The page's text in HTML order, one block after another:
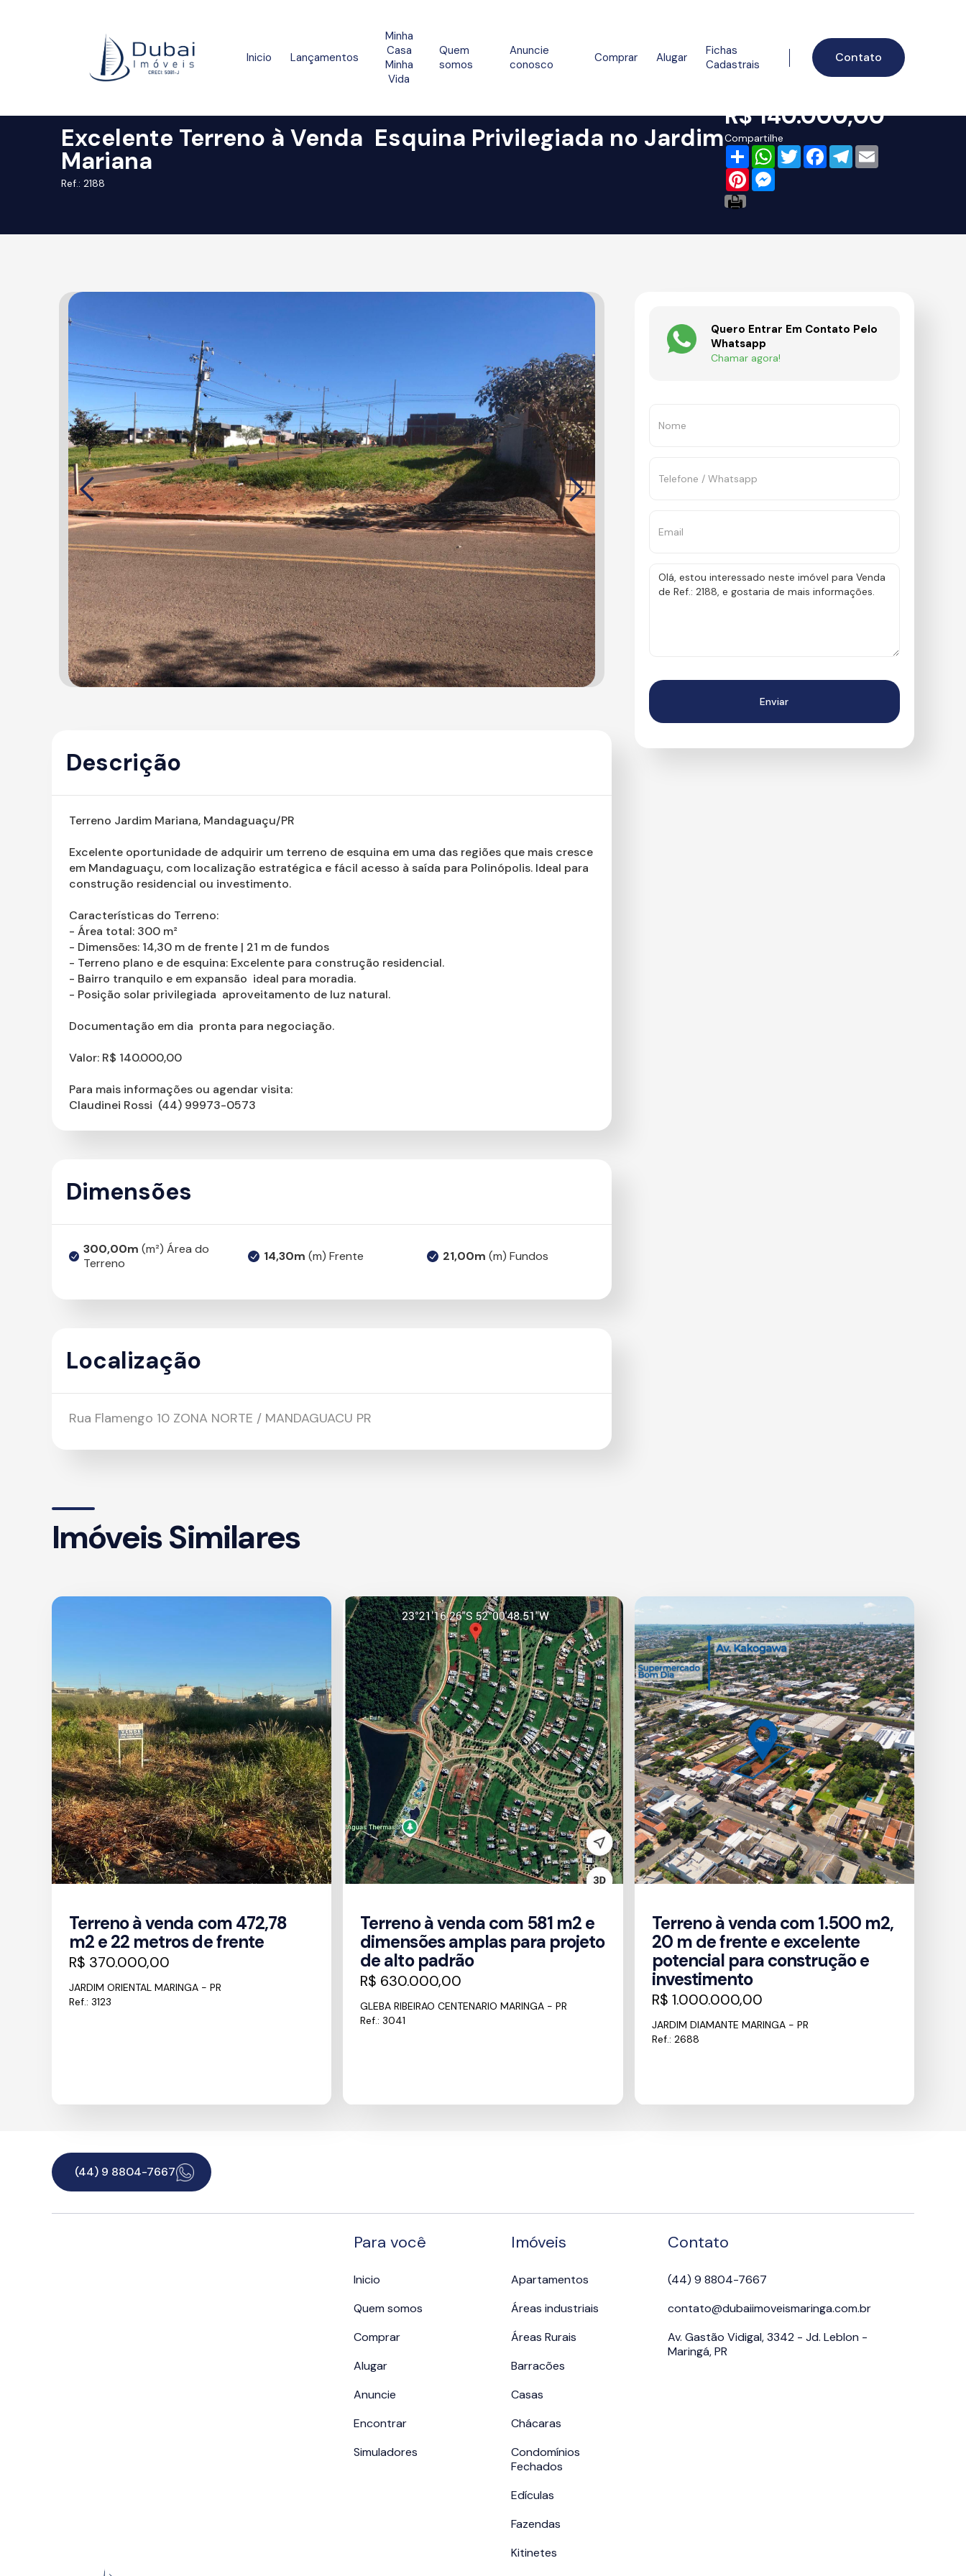
Inicio Lançamentos
Minha
Casa
Minha
Vida
Quem
somos
Anuncie
conosco
Comprar Alugar
Fichas
Cadastrais
Contato
Excelente Terreno à Venda  Esquina Privilegiada no Jardim
Mariana
Ref.: 2188
R$ 140.000,00
Compartilhe
ShareWhatsApp
TwitterFacebook
TelegramEmail
PinterestMessenger
Descrição
Terreno Jardim Mariana, Mandaguaçu/PR
Excelente oportunidade de adquirir um terreno de esquina em uma das regiões que mais cresce
em Mandaguaçu, com localização estratégica e fácil acesso à saída para Polinópolis. Ideal para
construção residencial ou investimento.
Características do Terreno:
- Área total: 300 m²
- Dimensões: 14,30 m de frente | 21 m de fundos
- Terreno plano e de esquina: Excelente para construção residencial.
- Bairro tranquilo e em expansão  ideal para moradia.
- Posição solar privilegiada  aproveitamento de luz natural.
Documentação em dia  pronta para negociação.
Valor: R$ 140.000,00
Para mais informações ou agendar visita:
Claudinei Rossi  (44) 99973-0573
Dimensões
300,00m (m²) Área do
Terreno
14,30m (m) Frente 21,00m (m) Fundos
Localização
Rua Flamengo 10 ZONA NORTE / MANDAGUACU PR
Quero Entrar Em Contato Pelo
Whatsapp
Chamar agora!
Imóveis Similares
Terreno à venda com 472,78
m2 e 22 metros de frente
R$ 370.000,00
JARDIM ORIENTAL MARINGA - PR
Ref.: 3123
Terreno à venda com 581 m2 e
dimensões amplas para projeto
de alto padrão
R$ 630.000,00
GLEBA RIBEIRAO CENTENARIO MARINGA - PR
Ref.: 3041
Terreno à venda com 1.500 m2,
20 m de frente e excelente
potencial para construção e
investimento
R$ 1.000.000,00
JARDIM DIAMANTE MARINGA - PR
Ref.: 2688
(44) 9 8804-7667
Para você
Inicio
Quem somos
Comprar
Alugar
Anuncie
Encontrar
Simuladores
Imóveis
Apartamentos
Áreas industriais
Áreas Rurais
Barracões
Casas
Chácaras
Condomínios
Fechados
Edículas
Fazendas
Kitinetes
Contato
(44) 9 8804-7667
contato@dubaiimoveismaringa.com.br
Av. Gastão Vidigal, 3342 - Jd. Leblon -
Maringá, PR